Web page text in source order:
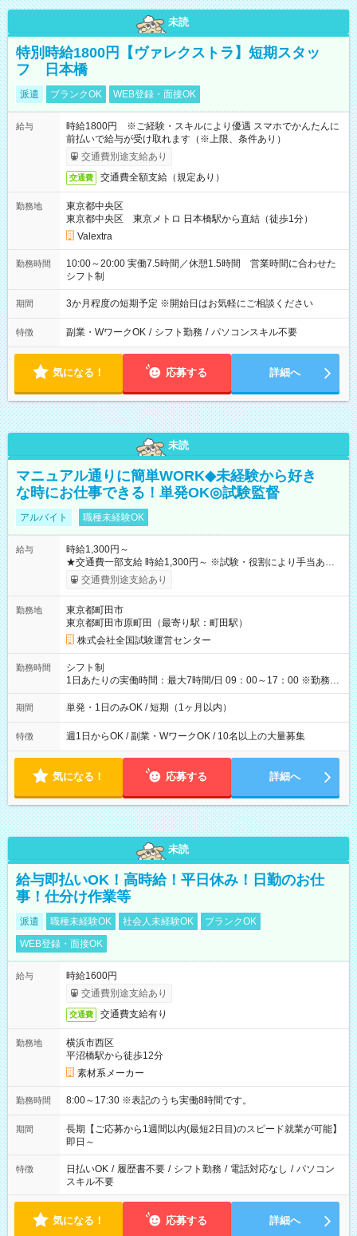
未読
特別時給1800円【ヴァレクストラ】短期スタッ
フ 日本橋
派遣 ブランクOK WEB登録・面接OK
給与
時給1800円 ※ご経験・スキルにより優遇 スマホでかんたんに
前払いで給与が受け取れます（※上限、条件あり）
交通費別途支給あり
交通費 交通費全額支給（規定あり）
勤務地
東京都中央区
東京都中央区 東京メトロ 日本橋駅から直結（徒歩1分）
Valextra
勤務時間
10:00～20:00 実働7.5時間／休憩1.5時間 営業時間に合わせた
シフト制
期間 3か月程度の短期予定 ※開始日はお気軽にご相談ください
特徴 副業・WワークOK / シフト勤務 / パソコンスキル不要
気になる！ 応募する 詳細へ
未読
マニュアル通りに簡単WORK◆未経験から好き
な時にお仕事できる！単発OK◎試験監督
アルバイト 職種未経験OK
給与
時給1,300円～
★交通費一部支給 時給1,300円～ ※試験・役割により手当あり
※勤務回数により昇給あり 【即給（前払い）オプションあ
り！】 希望される場合、勤務から1週間ほどで給与の一部を受け
例】 ・河合塾模擬試験 8:30～17:30（休憩1時間） 時給1,300円
×8時間＝日収10,400円＋交通費 ※当日の役割により時給＋100
円の場合あり ・国家試験 7:00～13:30（休憩なし） 時給1,300
円（役割手当＋100円）×6時間＝日収8,400円＋交通費 【試用期
間】試用期間なし
交通費別途支給あり
勤務地
東京都町田市
東京都町田市原町田（最寄り駅：町田駅）
株式会社全国試験運営センター
勤務時間
シフト制
1日あたりの実働時間：最大7時間/日 09：00～17：00 ※勤務時
間は 試験により異なります。
期間 単発・1日のみOK / 短期（1ヶ月以内）
特徴 週1日からOK / 副業・WワークOK / 10名以上の大量募集
気になる！ 応募する 詳細へ
未読
給与即払いOK！高時給！平日休み！日勤のお仕
事！仕分け作業等
派遣 職種未経験OK 社会人未経験OK
ブランクOK
WEB登録・面接OK
給与
時給1600円
交通費別途支給あり
交通費 交通費支給有り
勤務地
横浜市西区
平沼橋駅から徒歩12分
素材系メーカー
勤務時間 8:00～17:30 ※表記のうち実働8時間です。
期間
長期【ご応募から1週間以内(最短2日目)のスピード就業が可能】
即日～
特徴 日払いOK / 履歴書不要 / シフト勤務 / 電話対応なし / パソコン
スキル不要
気になる！ 応募する 詳細へ